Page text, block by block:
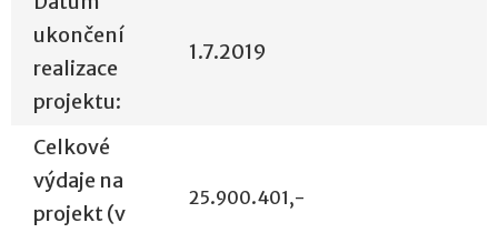
ukončení
realizace
projektu:
1.7.2019
Celkové
výdaje na
projekt (v
25.900.401,-